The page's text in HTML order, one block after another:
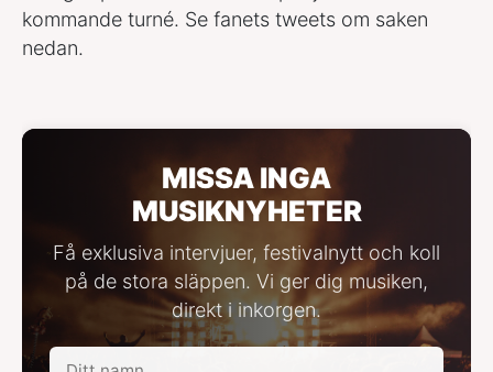
kommande turné. Se fanets tweets om saken
nedan.
MISSA INGA
MUSIKNYHETER
Få exklusiva intervjuer, festivalnytt och koll
på de stora släppen. Vi ger dig musiken,
direkt i inkorgen.